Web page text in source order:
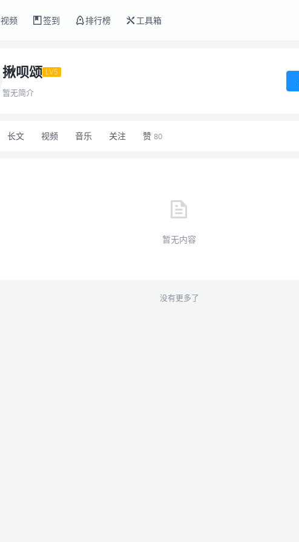
视频 签到 排行榜 工具箱
揪呗颂 LV5
暂无简介
长文 视频 音乐 关注 赞 80
暂无内容
没有更多了